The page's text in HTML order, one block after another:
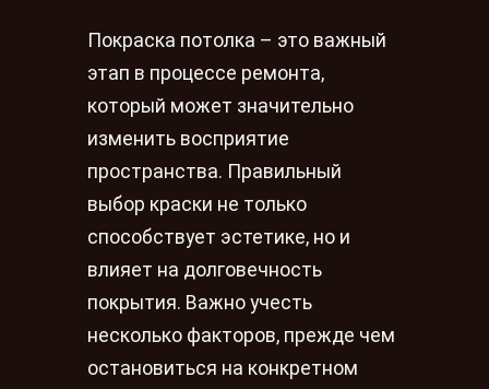
Покраска потолка – это важный
этап в процессе ремонта,
который может значительно
изменить восприятие
пространства. Правильный
выбор краски не только
способствует эстетике, но и
влияет на долговечность
покрытия. Важно учесть
несколько факторов, прежде чем
остановиться на конкретном